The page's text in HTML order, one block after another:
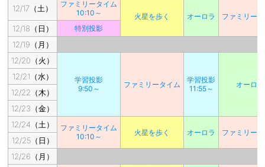
12/17（土）
ファミリータイム
10:10～
火星を歩く オーロラ ファミリー
12/18（日） 特別投影
12/19（月）
12/20（火）
学習投影
9:50～
ファミリータイム
学習投影
11:55～
オーロラ
12/21（水）
12/22（木）
12/23（金）
12/24（土）
ファミリータイム
10:10～
火星を歩く オーロラ ファミリー
12/25（日）
12/26（月）